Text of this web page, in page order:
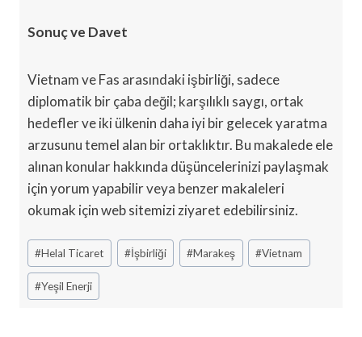
Sonuç ve Davet
Vietnam ve Fas arasındaki işbirliği, sadece
diplomatik bir çaba değil; karşılıklı saygı, ortak
hedefler ve iki ülkenin daha iyi bir gelecek yaratma
arzusunu temel alan bir ortaklıktır. Bu makalede ele
alınan konular hakkında düşüncelerinizi paylaşmak
için yorum yapabilir veya benzer makaleleri
okumak için web sitemizi ziyaret edebilirsiniz.
Post
Tags:
#Helal Ticaret #İşbirliği #Marakeş #Vietnam
#Yeşil Enerji